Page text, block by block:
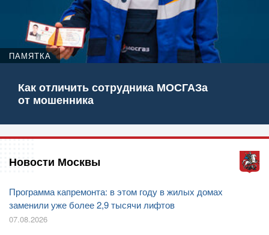
ПАМЯТКА
Как отличить сотрудника МОСГАЗа
от мошенника
Новости Москвы
Программа капремонта: в этом году в жилых домах
заменили уже более 2,9 тысячи лифтов
07.08.2026